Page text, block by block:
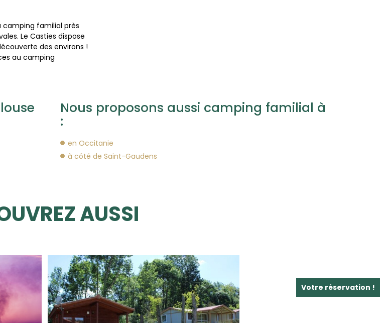
camping familial près
Le Casties dispose
des environs !
au camping
Nous proposons aussi camping familial à
:
en Occitanie
à côté de Saint-Gaudens
AUSSI
Votre réservation !